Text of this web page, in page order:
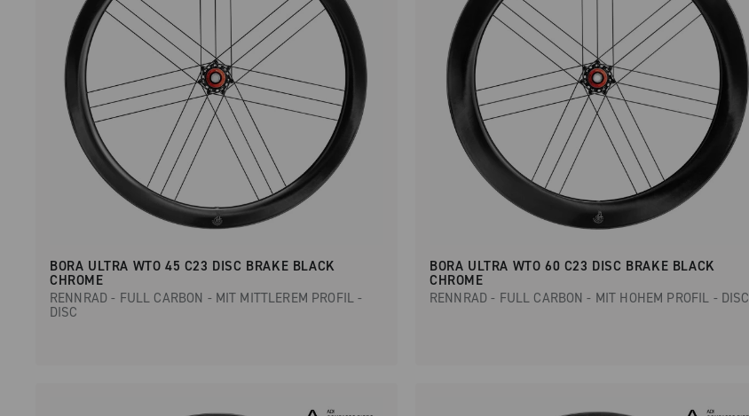
BORA ULTRA WTO 45 C23 DISC BRAKE BLACK
CHROME
RENNRAD - FULL CARBON - MIT MITTLEREM PROFIL -
DISC
BORA ULTRA WTO 60 C23 DISC BRAKE BLACK
CHROME
RENNRAD - FULL CARBON - MIT HOHEM PROFIL - DISC